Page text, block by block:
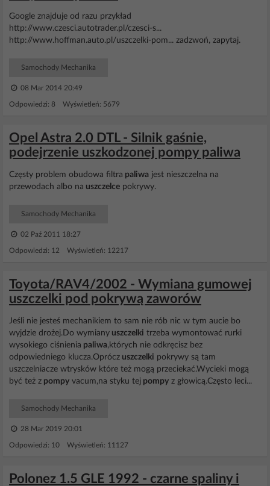
Google znajduje od razu przykład
http://www.czesci.autotrader.pl/czesci-s...
http://www.hoffman.auto.pl/uszczelki-pom... zadzwoń, zapytaj.
Samochody Mechanika
08 Mar 2014 20:49
Odpowiedzi: 8 Wyświetleń: 5679
Opel Astra 2.0 DTL - Silnik gaśnie,
podejrzenie uszkodzonej pompy paliwa
Częsty problem obudowa filtra paliwa jest nieszczelna na
przewodach albo na uszczelce pokrywy.
Samochody Mechanika
02 Paź 2011 18:27
Odpowiedzi: 12 Wyświetleń: 12217
Toyota/RAV4/2002 - Wymiana gumowej
uszczelki pod pokrywą zaworów
Jeśli nie jesteś mechanikiem to sam nie rób nic w tym aucie bo
wyjdzie drożej.Do wymiany uszczelki trzeba wymontować rurki
wysokiego ciśnienia paliwa,których nie odkręcisz bez
odpowiedniego klucza.Oprócz uszczelki pokrywy są tam
uszczelniacze wtrysków które też mogą przeciekać.Wycieki mogą
być też z pompy vacum,na styku tej pompy z głowicą.Często leci...
Samochody Mechanika
28 Mar 2019 20:01
Odpowiedzi: 10 Wyświetleń: 11127
Polonez 1.5 GLE 1992 - czarne spaliny i